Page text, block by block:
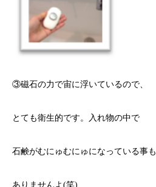
③磁石の力で宙に浮いているので、
とても衛生的です。入れ物の中で
石鹸がむにゅむにゅになっている事も
ありませんよ (笑)